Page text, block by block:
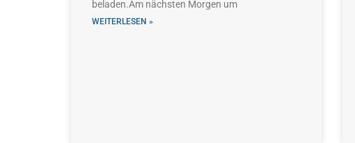
beladen.Am nächsten Morgen um
WEITERLESEN »